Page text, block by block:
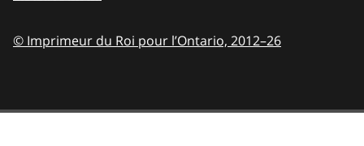
© Imprimeur du Roi pour l’Ontario, 2012–26